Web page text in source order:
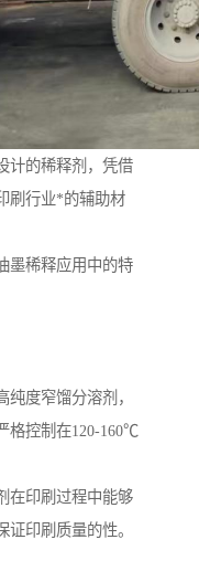
计的稀释剂，凭借
刷行业*的辅助材
墨稀释应用中的特
纯度窄馏分溶剂，
格控制在120-160℃
在印刷过程中能够
印刷质量的性。